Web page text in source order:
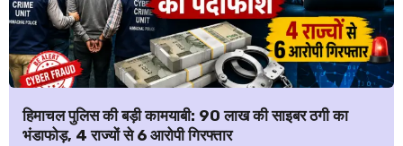
हिमाचल पुलिस की बड़ी कामयाबी: ₹90 लाख की साइबर ठगी का
भंडाफोड़, 4 राज्यों से 6 आरोपी गिरफ्तार